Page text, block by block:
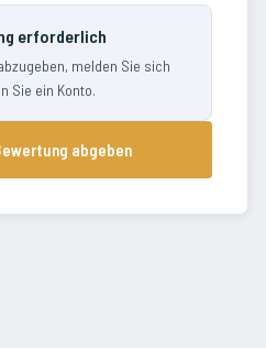
erforderlich
melden Sie sich
Sie ein Konto.
abgeben